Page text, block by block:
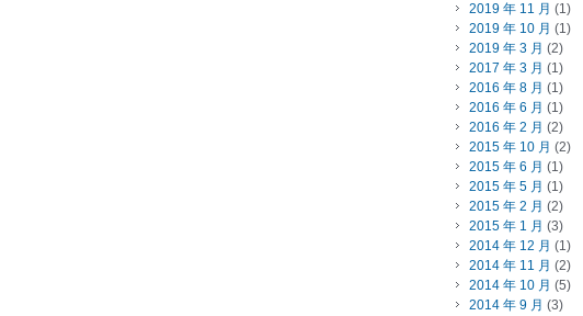
2019 年 11 月 (1)
2019 年 10 月 (1)
2019 年 3 月 (2)
2017 年 3 月 (1)
2016 年 8 月 (1)
2016 年 6 月 (1)
2016 年 2 月 (2)
2015 年 10 月 (2)
2015 年 6 月 (1)
2015 年 5 月 (1)
2015 年 2 月 (2)
2015 年 1 月 (3)
2014 年 12 月 (1)
2014 年 11 月 (2)
2014 年 10 月 (5)
2014 年 9 月 (3)